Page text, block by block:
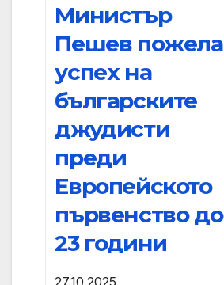
Министър
Пешев пожела
успех на
българските
джудисти
преди
Европейското
първенство до
23 години
27.10.2025